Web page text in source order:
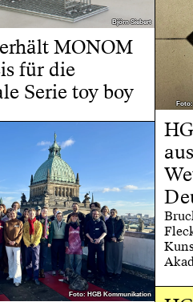
Björn Siebert
Björn Siebert
MONOM
für die
Serie toy boy
Foto: HGB Kommunikation
Foto: HGB Kommunikation